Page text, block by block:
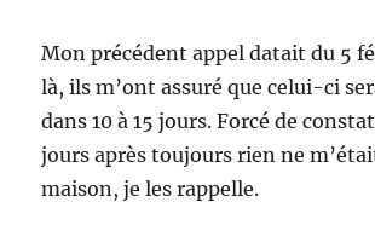
Mon précédent appel datait du 5
là, ils m’ont assuré que celui-ci
dans 10 à 15 jours. Forcé de
jours après toujours rien ne
maison, je les rappelle.